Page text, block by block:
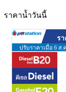
ราคาน้ำวันนี้